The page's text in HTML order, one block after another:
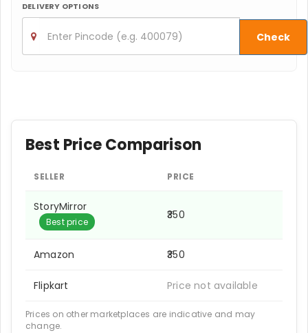
DELIVERY OPTIONS
Check
Best Price Comparison
SELLER PRICE
StoryMirror
Best price
₹350
Amazon ₹350
Flipkart Price not available
Prices on other marketplaces are indicative and may
change.